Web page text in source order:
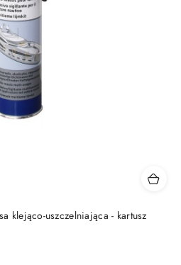
klejąco-uszczelniająca - kartusz